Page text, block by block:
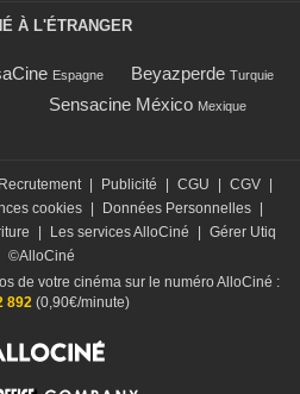
À L'ÉTRANGER
Espagne Beyazperde Turquie
Sensacine México Mexique
Recrutement Publicité CGU CGV
cookies Données Personnelles
Les services AlloCiné
Gérer Utiq
©AlloCiné
de votre cinéma sur le numéro AlloCiné :
892(0,90€/minute)